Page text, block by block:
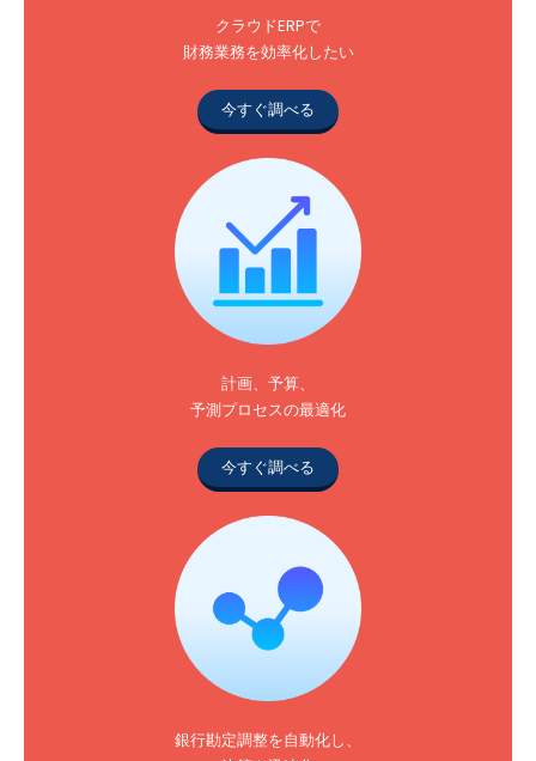
クラウドERPで
財務業務を効率化したい
今すぐ調べる
計画、予算、
予測プロセスの最適化
今すぐ調べる
銀行勘定調整を自動化し、